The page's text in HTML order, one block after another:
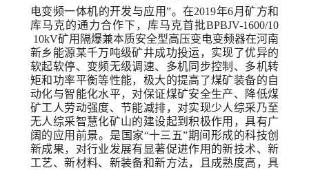
电变频一体机的开发与应用”。在2019年6月矿方和
库马克的通力合作下，库马克首批BPBJV-1600/10
10kV矿用隔爆兼本质安全型高压变电变频器在河南
新乡能源某千万吨级矿井成功投运，实现了优异的
软起软停、变频无级调速、多机同步控制、多机转
矩和功率平衡等性能，极大的提高了煤矿装备的自
动化与智能化水平，对保证煤矿安全生产、降低煤
矿工人劳动强度、节能减排，对实现少人综采乃至
无人综采智慧化矿山的建设起到积极作用，具有广
阔的应用前景。 是国家“十三五”期间形成的科技创
新成果，对行业发展有显著促进作用的新技术、新
工艺、新材料、新装备和新方法，
且成熟度高，具